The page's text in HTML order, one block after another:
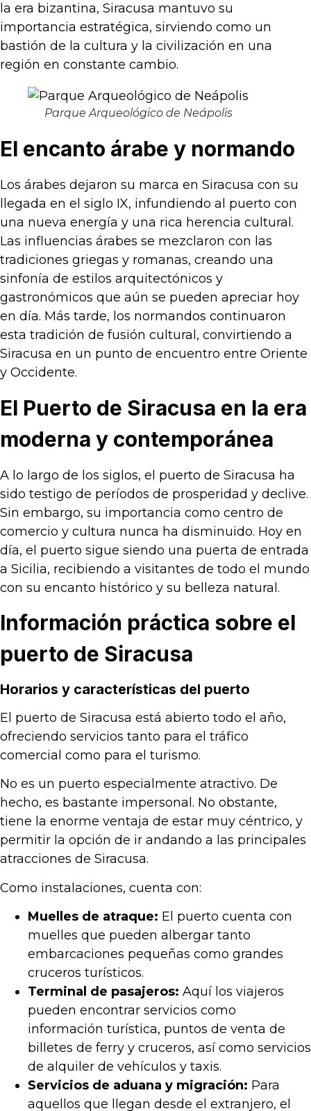
la era bizantina, Siracusa mantuvo su
importancia estratégica, sirviendo como un
bastión de la cultura y la civilización en una
región en constante cambio.
Parque Arqueológico de Neápolis
El encanto árabe y normando
Los árabes dejaron su marca en Siracusa con su
llegada en el siglo IX, infundiendo al puerto con
una nueva energía y una rica herencia cultural.
Las influencias árabes se mezclaron con las
tradiciones griegas y romanas, creando una
sinfonía de estilos arquitectónicos y
gastronómicos que aún se pueden apreciar hoy
en día. Más tarde, los normandos continuaron
esta tradición de fusión cultural, convirtiendo a
Siracusa en un punto de encuentro entre Oriente
y Occidente.
El Puerto de Siracusa en la era
moderna y contemporánea
A lo largo de los siglos, el puerto de Siracusa ha
sido testigo de períodos de prosperidad y declive.
Sin embargo, su importancia como centro de
comercio y cultura nunca ha disminuido. Hoy en
día, el puerto sigue siendo una puerta de entrada
a Sicilia, recibiendo a visitantes de todo el mundo
con su encanto histórico y su belleza natural.
Información práctica sobre el
puerto de Siracusa
Horarios y características del puerto
El puerto de Siracusa está abierto todo el año,
ofreciendo servicios tanto para el tráfico
comercial como para el turismo.
No es un puerto especialmente atractivo. De
hecho, es bastante impersonal. No obstante,
tiene la enorme ventaja de estar muy céntrico, y
permitir la opción de ir andando a las principales
atracciones de Siracusa.
Como instalaciones, cuenta con:
Muelles de atraque: El puerto cuenta con
muelles que pueden albergar tanto
embarcaciones pequeñas como grandes
cruceros turísticos.
Terminal de pasajeros: Aquí los viajeros
pueden encontrar servicios como
información turística, puntos de venta de
billetes de ferry y cruceros, así como servicios
de alquiler de vehículos y taxis.
Servicios de aduana y migración: Para
aquellos que llegan desde el extranjero, el